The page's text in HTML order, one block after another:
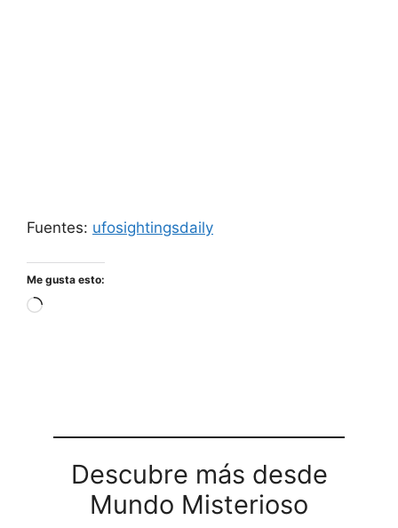
Fuentes: ufosightingsdaily
Me gusta esto:
Cargando...
Descubre más desde
Mundo Misterioso